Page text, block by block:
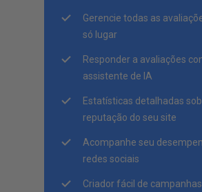
Gerencie todas as
só lugar
Responder a avaliações
assistente de IA
Estatísticas detalhadas
reputação do seu site
Acompanhe seu
redes sociais
Criador fácil de